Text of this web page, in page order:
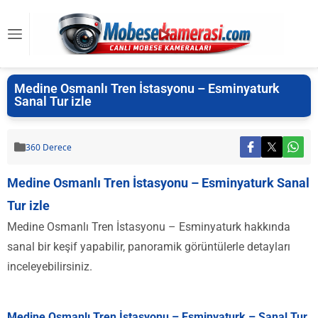
Medine Osmanlı Tren İstasyonu – Esminyaturk
Sanal Tur izle
360 Derece
Medine Osmanlı Tren İstasyonu – Esminyaturk Sanal
Tur izle
Medine Osmanlı Tren İstasyonu – Esminyaturk hakkında
sanal bir keşif yapabilir, panoramik görüntülerle detayları
inceleyebilirsiniz.